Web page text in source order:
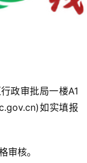
政审批局一楼A1
如实填报
审核。